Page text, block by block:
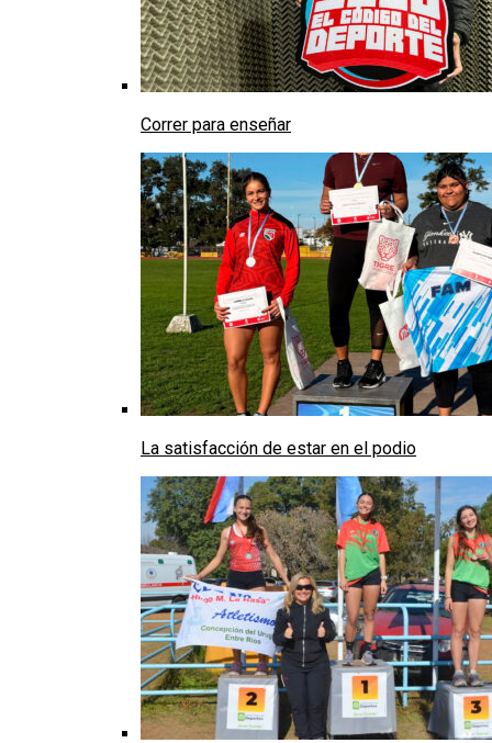
Correr para enseñar
La satisfacción de estar en el podio